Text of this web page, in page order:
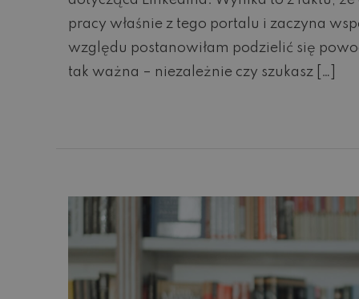
pracy właśnie z tego portalu i zaczyna
względu postanowiłam podzielić się
tak ważna – niezależnie czy szukasz […]